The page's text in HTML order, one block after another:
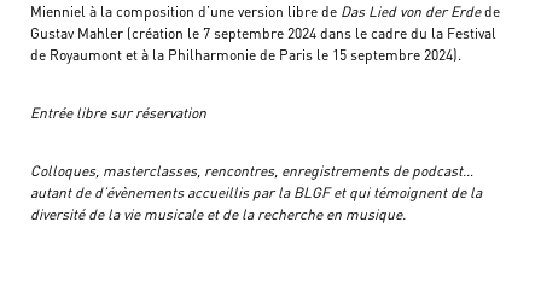
Mienniel à la composition d’une version libre de Das Lied von der Erdede
Gustav Mahler (création le 7 septembre 2024 dans le cadre du la Festival
de Royaumont et à la Philharmonie de Paris le 15 septembre 2024).
Entrée libre sur réservation
Colloques, masterclasses, rencontres, enregistrements de podcast…
autant de d’évènements accueillis par la BLGF et qui témoignent de la
diversité de la vie musicale et de la recherche en musique.